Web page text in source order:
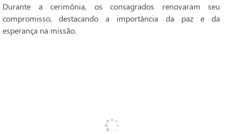
Durante a cerimônia, os consagrados renovaram seu
compromisso, destacando a importância da paz e da
esperança na missão.